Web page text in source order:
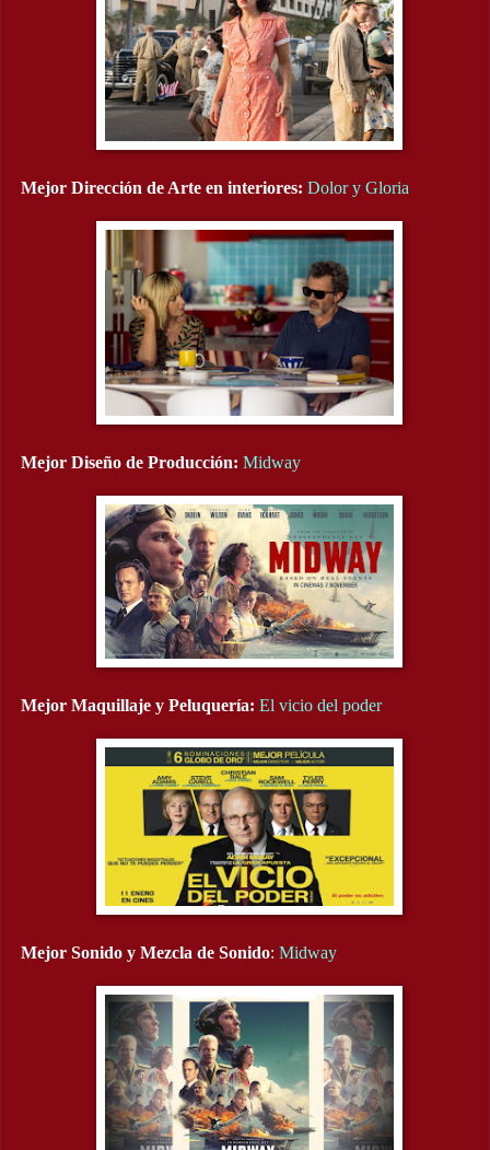
Mejor Dirección de Arte en interiores: Dolor y Gloria
Mejor Diseño de Producción: Midway
Mejor Maquillaje y Peluquería: El vicio del poder
Mejor Sonido y Mezcla de Sonido: Midway